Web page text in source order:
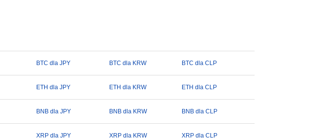
BTC dla JPY BTC dla KRW BTC dla CLP
ETH dla JPY ETH dla KRW ETH dla CLP
BNB dla JPY BNB dla KRW BNB dla CLP
XRP dla JPY XRP dla KRW XRP dla CLP